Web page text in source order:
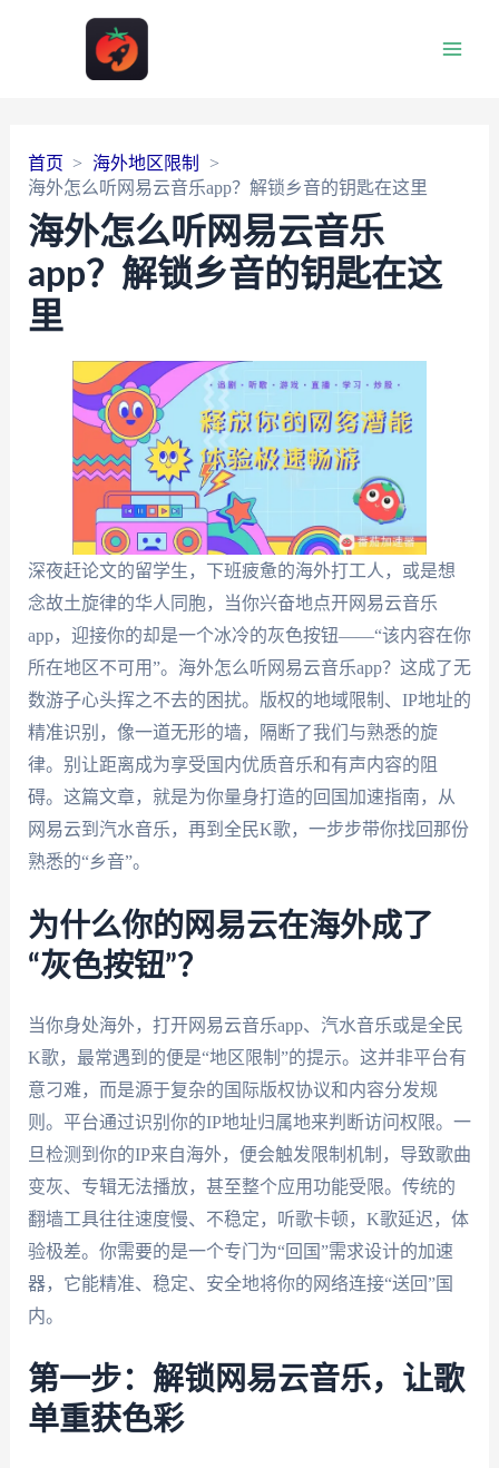
首页
海外地区限制
海外怎么听网易云音乐app？解锁乡音的钥匙在这里
海外怎么听网易云音乐
app？解锁乡音的钥匙在这
里
深夜赶论文的留学生，下班疲惫的海外打工人，或是想
念故土旋律的华人同胞，当你兴奋地点开网易云音乐
app，迎接你的却是一个冰冷的灰色按钮——“该内容在你
所在地区不可用”。海外怎么听网易云音乐app？这成了无
数游子心头挥之不去的困扰。版权的地域限制、IP地址的
精准识别，像一道无形的墙，隔断了我们与熟悉的旋
律。别让距离成为享受国内优质音乐和有声内容的阻
碍。这篇文章，就是为你量身打造的回国加速指南，从
网易云到汽水音乐，再到全民K歌，一步步带你找回那份
熟悉的“乡音”。
为什么你的网易云在海外成了
“灰色按钮”？
当你身处海外，打开网易云音乐app、汽水音乐或是全民
K歌，最常遇到的便是“地区限制”的提示。这并非平台有
意刁难，而是源于复杂的国际版权协议和内容分发规
则。平台通过识别你的IP地址归属地来判断访问权限。一
旦检测到你的IP来自海外，便会触发限制机制，导致歌曲
变灰、专辑无法播放，甚至整个应用功能受限。传统的
翻墙工具往往速度慢、不稳定，听歌卡顿，K歌延迟，体
验极差。你需要的是一个专门为“回国”需求设计的加速
器，它能精准、稳定、安全地将你的网络连接“送回”国
内。
第一步：解锁网易云音乐，让歌
单重获色彩